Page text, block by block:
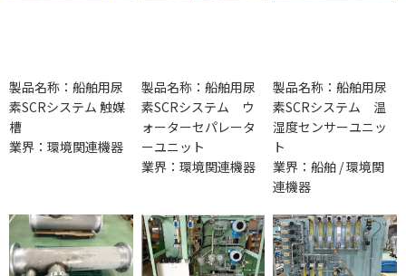
製品名称：船舶用尿
素SCRシステム 触媒
槽
業界：環境関連機器
製品名称：船舶用尿
素SCRシステム ウ
ォーターセパレータ
ーユニット
業界：環境関連機器
製品名称：船舶用尿
素SCRシステム 温
湿度センサーユニッ
ト
業界：船舶 / 環境関
連機器